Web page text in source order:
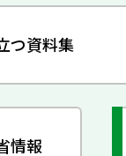
つ資料集
情報